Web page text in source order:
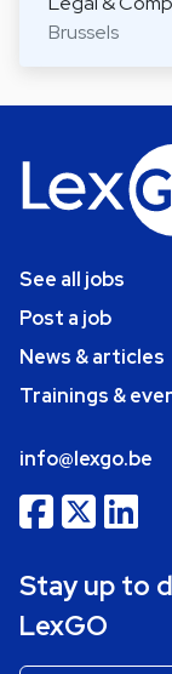
Brussels
See all jobs
Post a job
News & articles
Trainings &
info@lexgo.be
Stay up to
LexGO